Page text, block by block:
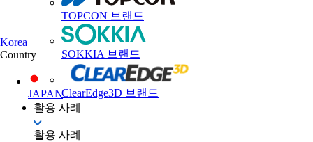
TOPCON 브랜드
SOKKIA 브랜드
ClearEdge3D 브랜드
활용 사례
활용 사례
Korea
Country
JAPAN